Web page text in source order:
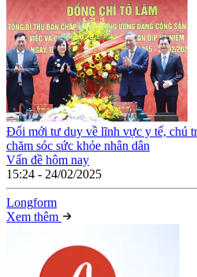
Đổi mới tư duy về lĩnh vực y tế, chú
chăm sóc sức khỏe nhân dân
Vấn đề hôm nay
15:24 - 24/02/2025
Longform
Xem thêm